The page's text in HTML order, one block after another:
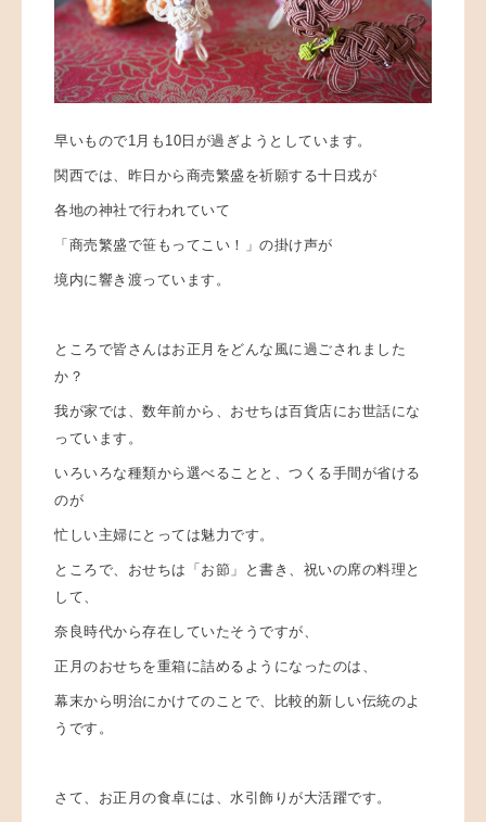
早いもので1月も10日が過ぎようとしています。
関西では、昨日から商売繁盛を祈願する十日戎が
各地の神社で行われていて
「商売繁盛で笹もってこい！」の掛け声が
境内に響き渡っています。
ところで皆さんはお正月をどんな風に過ごされました
か？
我が家では、数年前から、おせちは百貨店にお世話にな
っています。
いろいろな種類から選べることと、つくる手間が省ける
のが
忙しい主婦にとっては魅力です。
ところで、おせちは「お節」と書き、祝いの席の料理と
して、
奈良時代から存在していたそうですが、
正月のおせちを重箱に詰めるようになったのは、
幕末から明治にかけてのことで、
比較的新しい伝統のよ
うです。
さて、お正月の食卓には、水引飾りが大活躍です。